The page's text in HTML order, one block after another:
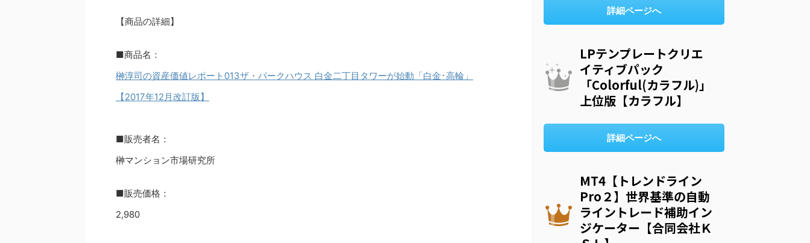
【商品の詳細】
■商品名：
榊淳司の資産価値レポート013ザ・パークハウス 白金二丁目タワーが始動「白金･高輪」
【2017年12月改訂版】
■販売者名：
榊マンション市場研究所
■販売価格：
2,980
詳細ページへ
LPテンプレートクリエ
イティブパック
「Colorful(カラフル)」
上位版【カラフル】
詳細ページへ
MT4【トレンドライン
Pro２】世界基準の自動
ライントレード補助イン
ジケーター【合同会社Ｋ